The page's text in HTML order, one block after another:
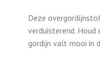
Deze
verduisterend.
gordijn valt mooi in